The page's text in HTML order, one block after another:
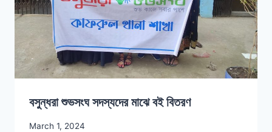
বসুন্ধরা শুভসংঘ সদস্যদের মাঝে বই বিতরণ
March 1, 2024